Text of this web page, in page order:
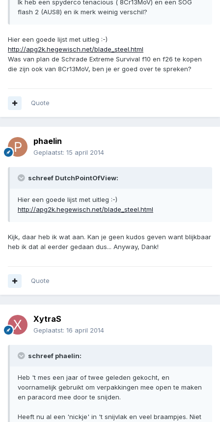
Ik heb een spyderco tenacious ( 8Cr13MoV) en een SOG
flash 2 (AUS8) en ik merk weinig verschil?
Hier een goede lijst met uitleg :-)
http://apg2k.hegewisch.net/blade_steel.html
Was van plan de Schrade Extreme Survival f10 en f26 te kopen
die zijn ook van 8Cr13MoV, ben je er goed over te spreken?
Quote
phaelin
Geplaatst: 15 april 2014
schreef DutchPointOfView:
Hier een goede lijst met uitleg :-)
http://apg2k.hegewisch.net/blade_steel.html
Kijk, daar heb ik wat aan. Kan je geen kudos geven want blijkbaar
heb ik dat al eerder gedaan dus... Anyway, Dank!
Quote
XytraS
Geplaatst: 16 april 2014
schreef phaelin:
Heb 't mes een jaar of twee geleden gekocht, en
voornamelijk gebruikt om verpakkingen mee open te maken
en paracord mee door te snijden.
Heeft nu al een 'nickje' in 't snijvlak en veel braampjes. Niet